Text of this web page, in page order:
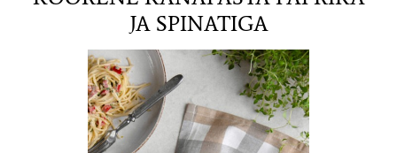
JA SPINATIGA